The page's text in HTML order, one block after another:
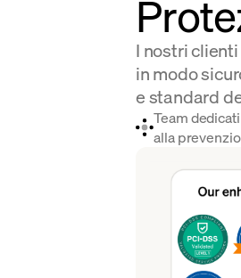
I nostri
in modo
e standard
Team
alla